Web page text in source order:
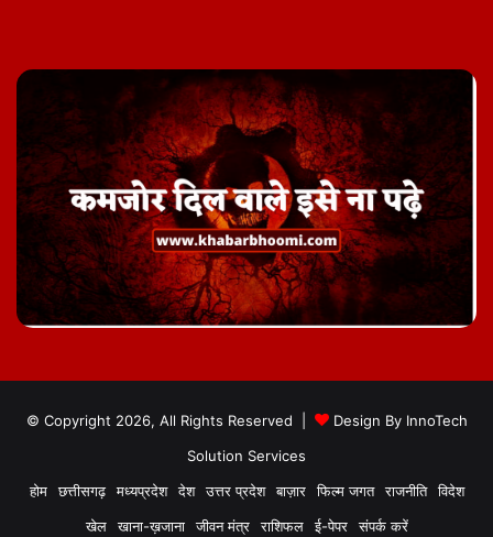
© Copyright 2026, All Rights Reserved | Design By InnoTech
Solution Services
होम
छत्तीसगढ़ मध्यप्रदेश देश उत्तर प्रदेश बाज़ार फिल्म जगत राजनीति
विदेश
खेल
खाना-ख़जाना जीवन मंत्र राशिफल ई-पेपर संपर्क करें